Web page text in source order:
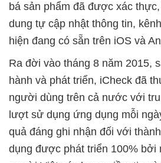
bá sản phẩm đã được xác
dung tự cập nhật thông tin,
hiện đang có sẵn trên iOS và
Ra đời vào tháng 8 năm 2015,
hành và phát triển, iCheck đã
người dùng trên cả nước với
lượt sử dụng ứng dụng mỗi
quả đáng ghi nhận đối với
dụng được phát triển 100% bởi